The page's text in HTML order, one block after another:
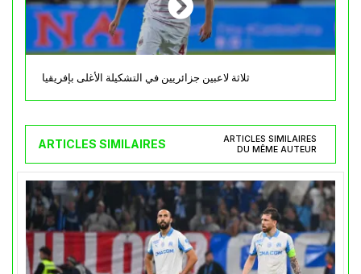
ثلاثة لاعبين جزائريين في التشكيلة الأغلى بإفريقيا
ARTICLES SIMILAIRES
ARTICLES SIMILAIRES
DU MÊME AUTEUR